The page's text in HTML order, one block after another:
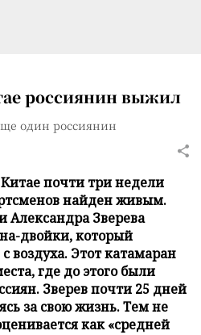
россиянин выжил
один россиянин
почти три недели
найден живым.
Александра Зверева
двойки, который
воздуха. Этот катамаран
где до этого были
Зверев почти 25 дней
за свою жизнь. Тем не
как «средней